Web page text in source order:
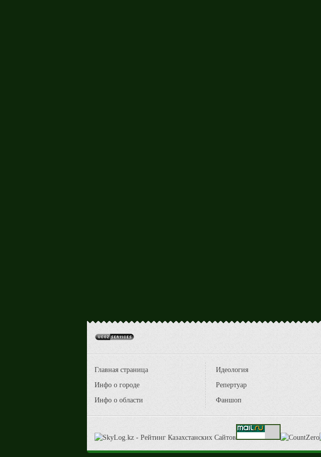
Главная страница
Инфо о городе
Инфо о области
Идеология
Репертуар
Фаншоп